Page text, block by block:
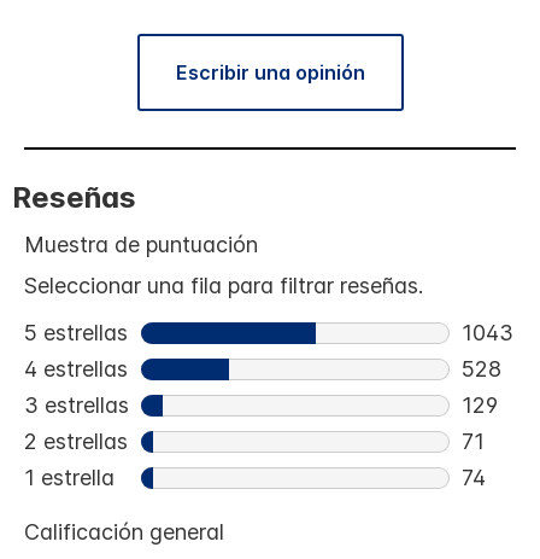
Escribir una opinión